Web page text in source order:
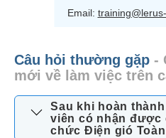
Email:
Câu hỏi thường gặp -
mới về làm việc trên
Sau khi hoàn
viên có nhận
chức Điện gió